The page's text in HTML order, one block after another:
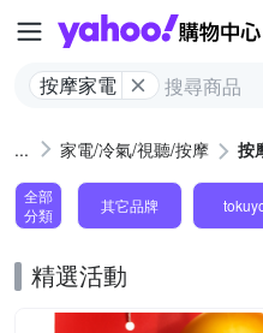
按摩家電
家電/冷氣/視聽/按摩 按
全部
分類
其它品牌
精選活動